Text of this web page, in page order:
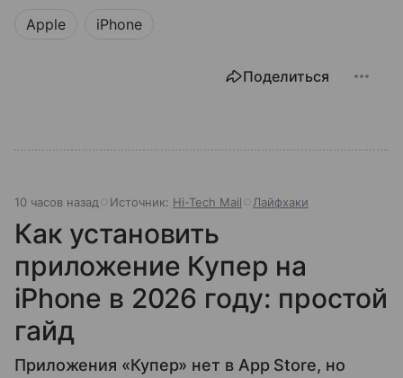
Apple iPhone
Поделиться
10 часов назад Источник: Hi-Tech Mail Лайфхаки
Как установить
приложение Купер на
iPhone в 2026 году: простой
гайд
Приложения «Купер» нет в App Store, но